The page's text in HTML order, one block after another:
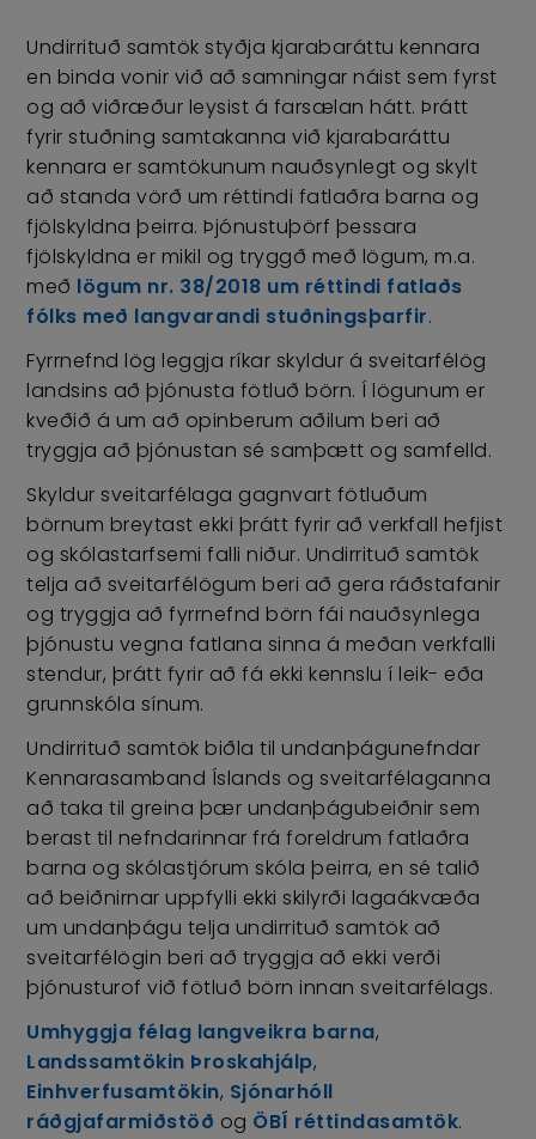
Undirrituð samtök styðja kjarabaráttu kennara
en binda vonir við að samningar náist sem fyrst
og að viðræður leysist á farsælan hátt. Þrátt
fyrir stuðning samtakanna við kjarabaráttu
kennara er samtökunum nauðsynlegt og skylt
að standa vörð um réttindi fatlaðra barna og
fjölskyldna þeirra. Þjónustuþörf þessara
fjölskyldna er mikil og tryggð með lögum, m.a.
með lögum nr. 38/2018 um réttindi fatlaðs
fólks með langvarandi stuðningsþarfir.
Fyrrnefnd lög leggja ríkar skyldur á sveitarfélög
landsins að þjónusta fötluð börn. Í lögunum er
kveðið á um að opinberum aðilum beri að
tryggja að þjónustan sé samþætt og samfelld.
Skyldur sveitarfélaga gagnvart fötluðum
börnum breytast ekki þrátt fyrir að verkfall hefjist
og skólastarfsemi falli niður. Undirrituð samtök
telja að sveitarfélögum beri að gera ráðstafanir
og tryggja að fyrrnefnd börn fái nauðsynlega
þjónustu vegna fatlana sinna á meðan verkfalli
stendur, þrátt fyrir að fá ekki kennslu í leik- eða
grunnskóla sínum.
Undirrituð samtök biðla til undanþágunefndar
Kennarasamband Íslands og sveitarfélaganna
að taka til greina þær undanþágubeiðnir sem
berast til nefndarinnar frá foreldrum fatlaðra
barna og skólastjórum skóla þeirra, en sé talið
að beiðnirnar uppfylli ekki skilyrði lagaákvæða
um undanþágu telja undirrituð samtök að
sveitarfélögin beri að tryggja að ekki verði
þjónusturof við fötluð börn innan sveitarfélags.
Umhyggja félag langveikra barna,
Landssamtökin Þroskahjálp,
Einhverfusamtökin, Sjónarhóll
ráðgjafarmiðstöð og ÖBÍ réttindasamtök.